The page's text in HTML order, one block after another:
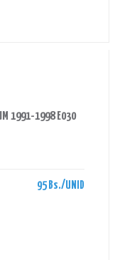
1991-1998 E030
95 Bs./UNID